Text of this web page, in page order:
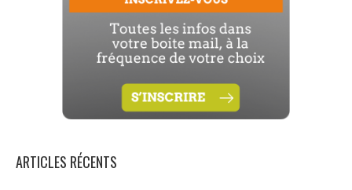
ARTICLES RÉCENTS